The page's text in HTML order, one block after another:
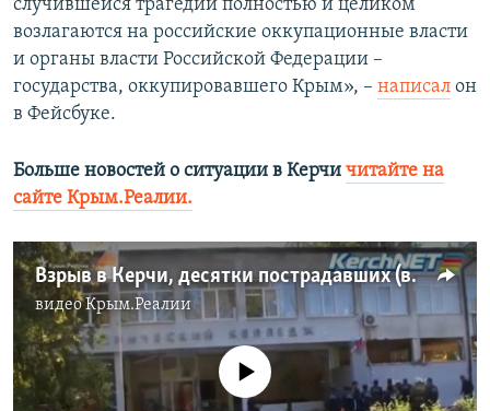
случившейся трагедии полностью и целиком
возлагаются на российские оккупационные власти
и органы власти Российской Федерации –
государства, оккупировавшего Крым», – написал он
в Фейсбуке.
Больше новостей о ситуации в Керчи читайте на
сайте Крым.Реалии.
Взрыв в Керчи, десятки пострадавших (видео)
видеоКрым.Реалии
No media source currently available